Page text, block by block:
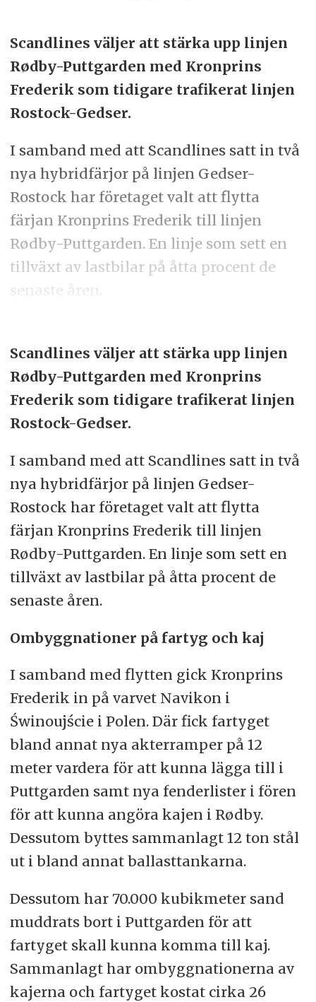
Scandlines väljer att stärka upp linjen
Rødby-Puttgarden med Kronprins
Frederik som tidigare trafikerat linjen
Rostock-Gedser.
I samband med att Scandlines satt in två
nya hybridfärjor på linjen Gedser-
Rostock har företaget valt att flytta
färjan Kronprins Frederik till linjen
Rødby-Puttgarden. En linje som sett en
tillväxt av lastbilar på åtta procent de
senaste åren.
Scandlines väljer att stärka upp linjen
Rødby-Puttgarden med Kronprins
Frederik som tidigare trafikerat linjen
Rostock-Gedser.
I samband med att Scandlines satt in två
nya hybridfärjor på linjen Gedser-
Rostock har företaget valt att flytta
färjan Kronprins Frederik till linjen
Rødby-Puttgarden. En linje som sett en
tillväxt av lastbilar på åtta procent de
senaste åren.
Ombyggnationer på fartyg och kaj
I samband med flytten gick Kronprins
Frederik in på varvet Navikon i
Świnoujście i Polen. Där fick fartyget
bland annat nya akterramper på 12
meter vardera för att kunna lägga till i
Puttgarden samt nya fenderlister i fören
för att kunna angöra kajen i Rødby.
Dessutom byttes sammanlagt 12 ton stål
ut i bland annat ballasttankarna.
Dessutom har 70.000 kubikmetersand
muddrats bort i Puttgarden för att
fartyget skall kunna komma till kaj.
Sammanlagt har ombyggnationerna av
kajerna och fartyget kostat cirka 26